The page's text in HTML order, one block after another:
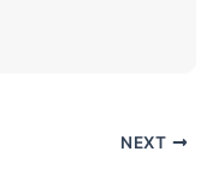
NEXT